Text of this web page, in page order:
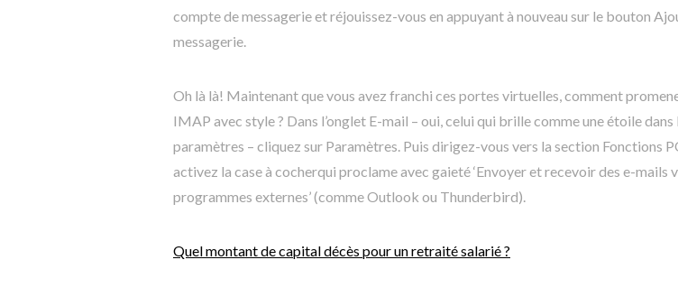
compte de messagerie et réjouissez-vous en appuyant à nouveau sur le bouton
messagerie.
Oh là là! Maintenant que vous avez franchi ces portes virtuelles, comment
IMAP avec style ? Dans l’onglet E-mail – oui, celui qui brille comme une étoile dans
paramètres – cliquez sur Paramètres. Puis dirigez-vous vers la section Fonctions
activez la case à cocherqui proclame avec gaieté ‘Envoyer et recevoir des e-mails
programmes externes’ (comme Outlook ou Thunderbird).
Quel montant de capital décès pour un retraité salarié ?